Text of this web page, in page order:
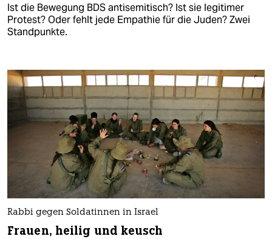
Ist die Bewegung BDS antisemitisch? Ist sie legitimer
Protest? Oder fehlt jede Empathie für die Juden? Zwei
Standpunkte.
Rabbi gegen Soldatinnen in Israel
Frauen, heilig und keusch